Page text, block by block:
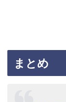
まとめ